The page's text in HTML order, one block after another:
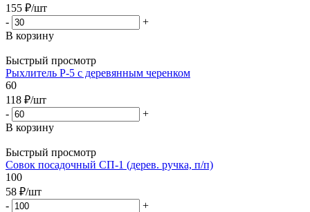
155 ₽/шт
-
+
В корзину
Быстрый просмотр
Рыхлитель Р-5 с деревянным черенком
60
118 ₽/шт
-
+
В корзину
Быстрый просмотр
Совок посадочный СП-1 (дерев. ручка, п/п)
100
58 ₽/шт
-
+